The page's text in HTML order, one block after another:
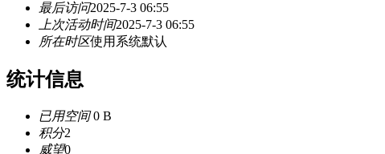
最后访问2025-7-3 06:55
上次活动时间2025-7-3 06:55
所在时区使用系统默认
统计信息
已用空间0 B
积分2
威望0